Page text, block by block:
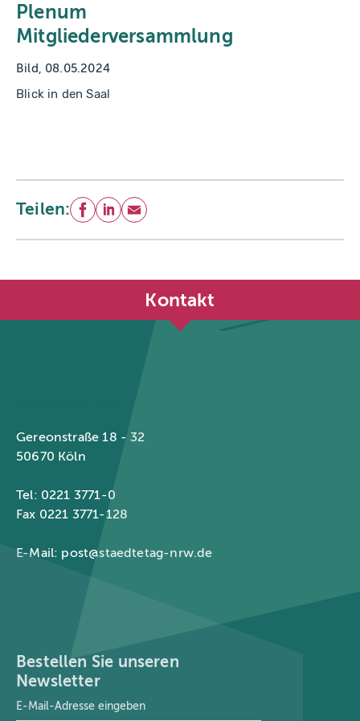
Plenum
Mitgliederversammlung
Bild, 08.05.2024
Blick in den Saal
Teilen: Facebook
LinkedIn
E-Mail
Kontakt
Gereonstraße 18 - 32
50670 Köln
Tel: 0221 3771-0
Fax 0221 3771-128
E-Mail: post@staedtetag-nrw.de
Bestellen Sie unseren
Newsletter
E-Mail-Adresse